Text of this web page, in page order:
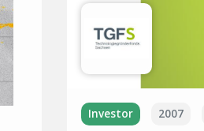
Investor 2007